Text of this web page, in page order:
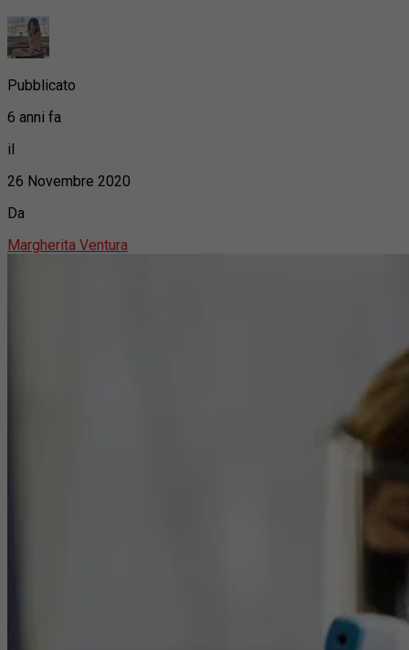
Pubblicato
6 anni fa
il
26 Novembre 2020
Da
Margherita Ventura